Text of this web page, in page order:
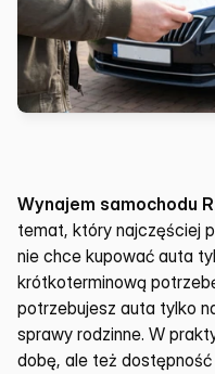
Wynajem samochodu
temat, który najczęściej
nie chce kupować auta
krótkoterminową
potrzebujesz auta tylko
sprawy rodzinne. W
dobę, ale też